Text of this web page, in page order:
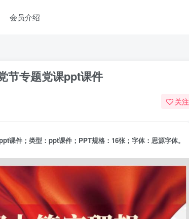
会员介绍
节专题党课ppt课件
关注
课件；类型：ppt课件；PPT规格：16张；字体：思源字体。